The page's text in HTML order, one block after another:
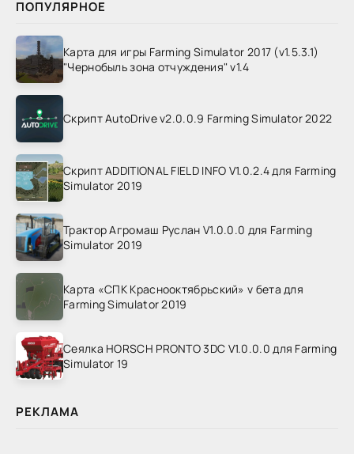
ПОПУЛЯРНОЕ
Карта для игры Farming Simulator 2017 (v1.5.3.1)
"Чернобыль зона отчуждения" v1.4
Скрипт AutoDrive v2.0.0.9 Farming Simulator 2022
Скрипт ADDITIONAL FIELD INFO V1.0.2.4 для Farming
Simulator 2019
Трактор Агромаш Руслан V1.0.0.0 для Farming
Simulator 2019
Карта «СПК Краснооктябрьский» v бета для
Farming Simulator 2019
Сеялка HORSCH PRONTO 3DC V1.0.0.0 для Farming
Simulator 19
РЕКЛАМА